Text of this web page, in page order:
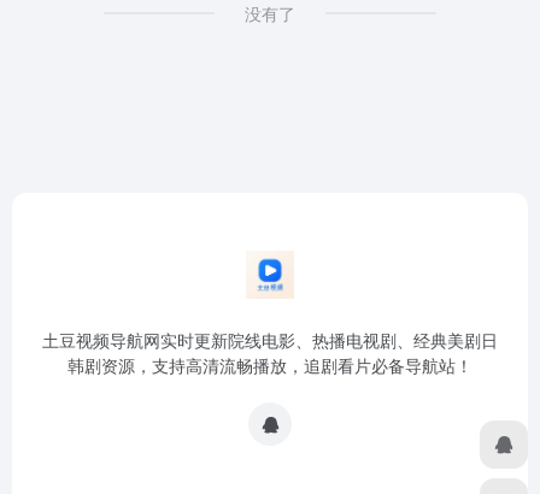
没有了
土豆视频导航网实时更新院线电影、热播电视剧、经典美剧日
韩剧资源，支持高清流畅播放，追剧看片必备导航站！